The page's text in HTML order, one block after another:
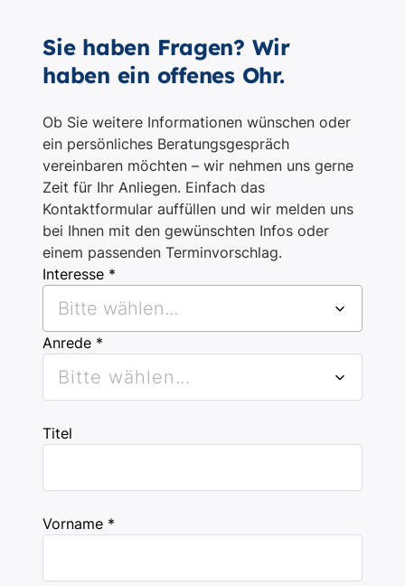
Sie haben Fragen? Wir
haben ein offenes Ohr.
Ob Sie weitere Informationen wünschen oder
ein persönliches Beratungsgespräch
vereinbaren möchten – wir nehmen uns gerne
Zeit für Ihr Anliegen. Einfach das
Kontaktformular auffüllen und wir melden uns
bei Ihnen mit den gewünschten Infos oder
einem passenden Terminvorschlag.
Interesse *
Bitte wählen...
Anrede *
Bitte wählen...
Titel
Vorname *